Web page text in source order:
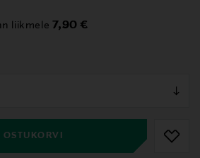
liikmele Discounted Price
7,90 €
OSTUKORVI